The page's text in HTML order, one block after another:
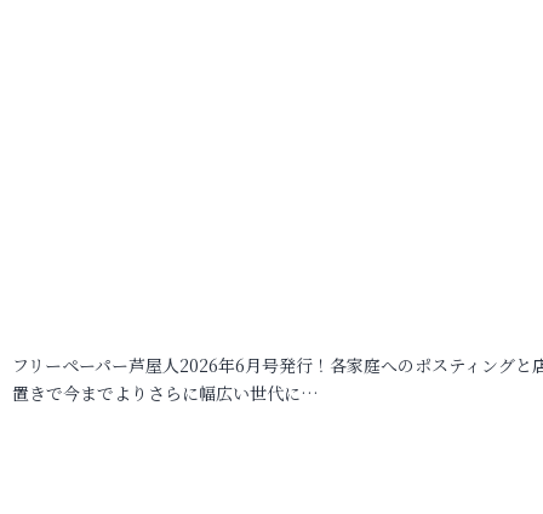
フリーペーパー芦屋人2026年6月号発行！各家庭へのポスティングと
置きで今までよりさらに幅広い世代に…